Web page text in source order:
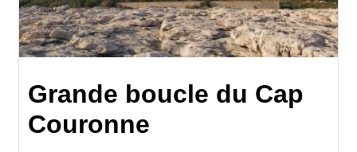
Grande boucle du Cap
Couronne